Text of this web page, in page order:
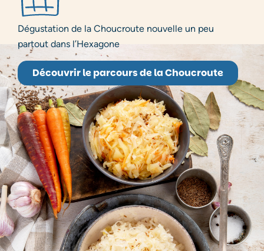
Dégustation de la Choucroute nouvelle un peu
partout dans l’Hexagone
Découvrir le parcours de la Choucroute